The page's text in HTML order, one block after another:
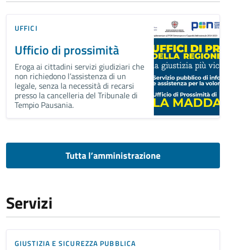
UFFICI
Ufficio di prossimità
Eroga ai cittadini servizi giudiziari che
non richiedono l’assistenza di un
legale, senza la necessità di recarsi
presso la cancelleria del Tribunale di
Tempio Pausania.
Tutta l’amministrazione
Servizi
GIUSTIZIA E SICUREZZA PUBBLICA